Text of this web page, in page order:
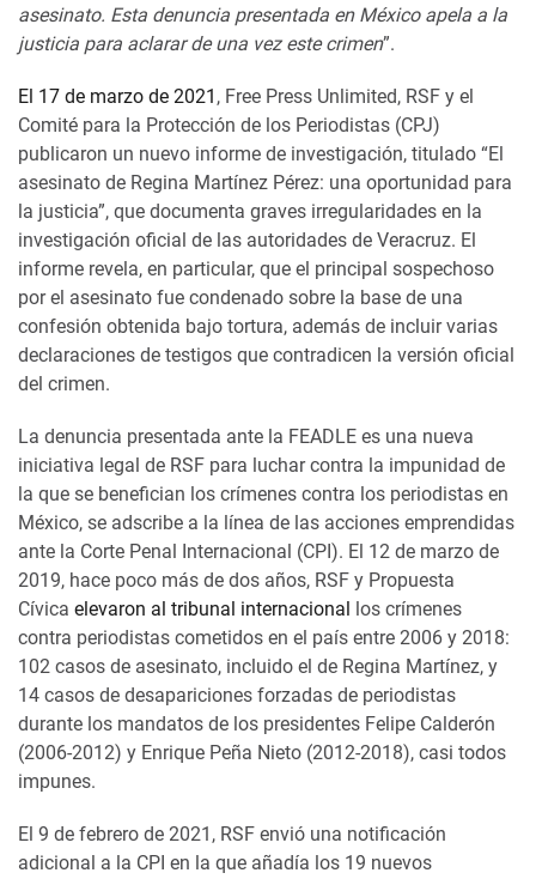
asesinato. Esta denuncia presentada en México apela a la
justicia para aclarar de una vez este crimen”.
El 17 de marzo de 2021 , Free Press Unlimited, RSF y el
Comité para la Protección de los Periodistas (CPJ)
publicaron un nuevo informe de investigación, titulado “El
asesinato de Regina Martínez Pérez: una oportunidad para
la justicia”, que documenta graves irregularidades en la
investigación oficial de las autoridades de Veracruz. El
informe revela, en particular, que el principal sospechoso
por el asesinato fue condenado sobre la base de una
confesión obtenida bajo tortura, además de incluir varias
declaraciones de testigos que contradicen la versión oficial
del crimen.
La denuncia presentada ante la FEADLE es una nueva
iniciativa legal de RSF para luchar contra la impunidad de
la que se benefician los crímenes contra los periodistas en
México, se adscribe a la línea de las acciones emprendidas
ante la Corte Penal Internacional (CPI). El 12 de marzo de
2019, hace poco más de dos años, RSF y Propuesta
Cívica elevaron al tribunal internacional
los crímenes
contra periodistas cometidos en el país entre 2006 y 2018:
102 casos de asesinato, incluido el de Regina Martínez, y
14 casos de desapariciones forzadas de periodistas
durante los mandatos de los presidentes Felipe Calderón
(2006-2012) y Enrique Peña Nieto (2012-2018), casi todos
impunes.
El 9 de febrero de 2021, RSF envió una notificación
adicional a la CPI en la que añadía los 19 nuevos